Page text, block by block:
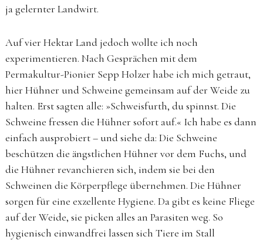
ja gelernter Landwirt.
Auf vier Hektar Land jedoch wollte ich noch
experimentieren. Nach Gesprächen mit dem
Permakultur-Pionier Sepp Holzer habe ich mich getraut,
hier Hühner und Schweine gemeinsam auf der Weide zu
halten. Erst sagten alle: »Schweisfurth, du spinnst. Die
Schweine fressen die Hühner sofort auf.« Ich habe es dann
einfach ausprobiert – und siehe da: Die Schweine
beschützen die ängstlichen Hühner vor dem Fuchs, und
die Hühner revanchieren sich, indem sie bei den
Schweinen die Körperpflege übernehmen. Die Hühner
sorgen für eine exzellente Hygiene. Da gibt es keine Fliege
auf der Weide, sie picken alles an Parasiten weg. So
hygienisch einwandfrei lassen sich Tiere im Stall